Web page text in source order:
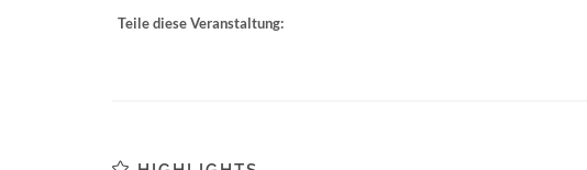
Teile diese Veranstaltung: